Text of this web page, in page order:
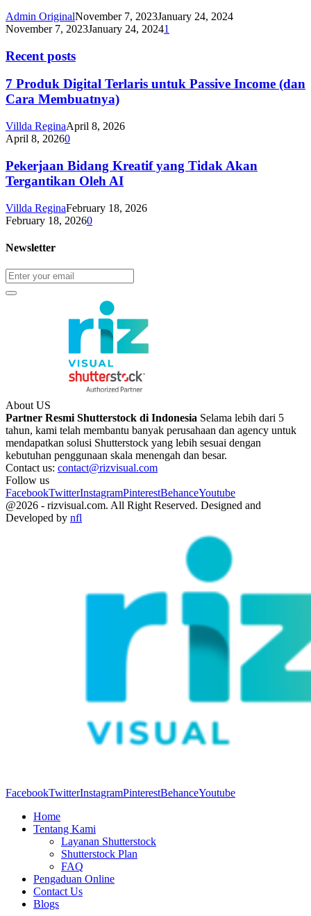
Admin OriginalNovember 7, 2023January 24, 2024
November 7, 2023January 24, 20241
Recent posts
7 Produk Digital Terlaris untuk Passive Income (dan
Cara Membuatnya)
Villda ReginaApril 8, 2026
April 8, 20260
Pekerjaan Bidang Kreatif yang Tidak Akan
Tergantikan Oleh AI
Villda ReginaFebruary 18, 2026
February 18, 20260
Newsletter
About US
Partner Resmi Shutterstock di Indonesia Selama lebih dari 5
tahun, kami telah membantu banyak perusahaan dan agency untuk
mendapatkan solusi Shutterstock yang lebih sesuai dengan
kebutuhan penggunaan skala menengah dan besar.
Contact us: contact@rizvisual.com
Follow us
FacebookTwitterInstagramPinterestBehanceYoutube
@2026 - rizvisual.com. All Right Reserved. Designed and
Developed by nfl
FacebookTwitterInstagramPinterestBehanceYoutube
Home
Tentang Kami
Layanan Shutterstock
Shutterstock Plan
FAQ
Pengaduan Online
Contact Us
Blogs